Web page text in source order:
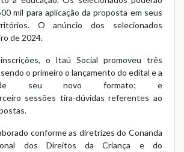
mil para aplicação da proposta em seus
O anúncio dos selecionados
de 2024.
o Itaú Social promoveu três
o primeiro o lançamento do edital e a
de seu novo formato; e
sessões tira-dúvidas referentes ao
conforme as diretrizes do Conanda
dos Direitos da Criança e do